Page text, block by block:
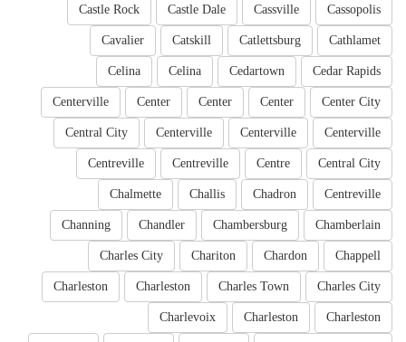
Cassopolis
Cassville
Castle Dale
Castle Rock
Cathlamet
Catlettsburg
Catskill
Cavalier
Cedar Rapids
Cedartown
Celina
Celina
Center City
Center
Center
Center
Centerville
Centerville
Centerville
Centerville
Central City
Central City
Centre
Centreville
Centreville
Centreville
Chadron
Challis
Chalmette
Chamberlain
Chambersburg
Chandler
Channing
Chappell
Chardon
Chariton
Charles City
Charles City
Charles Town
Charleston
Charleston
Charleston
Charleston
Charlevoix